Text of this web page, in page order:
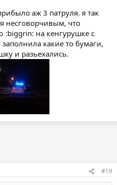
аж 3 патруля. я так
несговорчивым, что
на кенгурушке с
какие то бумаги,
и разьехались.
#19